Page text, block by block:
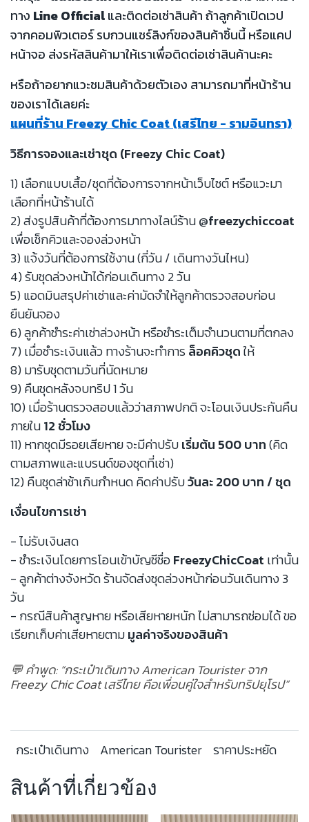
ทาง Line Officialและติดต่อเช่าสินค้า ถ้าลูกค้าเปิดเวป
จากคอมพิวเตอร์ รบกวนแชร์ลิงก์ของสินค้าชิ้นนี้ หรือแคป
หน้าจอ ส่งรหัสสินค้ามาให้เราเพื่อติดต่อเช่าสินค้านะคะ
หรือถ้าอยากแวะชมสินค้าด้วยตัวเอง สามารถมาที่หน้าร้าน
ของเราได้เลยค่ะ
แผนที่ร้าน Freezy Chic Coat (เสรีไทย - รามอินทรา)
วิธีการจองและเช่าชุด (Freezy Chic Coat)
1) เลือกแบบเสื้อ/ชุดที่ต้องการจากหน้าเว็บไซต์ หรือแวะมา
เลือกที่หน้าร้านได้
2) ส่งรูปสินค้าที่ต้องการมาทางไลน์ร้าน@freezychiccoat
เพื่อเช็กคิวและจองล่วงหน้า
3) แจ้งวันที่ต้องการใช้งาน (กี่วัน / เดินทางวันไหน)
4) รับชุดล่วงหน้าได้ก่อนเดินทาง 2 วัน
5) แอดมินสรุปค่าเช่าและค่ามัดจำให้ลูกค้าตรวจสอบก่อน
ยืนยันจอง
6) ลูกค้าชำระค่าเช่าล่วงหน้า หรือชำระเต็มจำนวนตามที่ตกลง
7) เมื่อชำระเงินแล้ว ทางร้านจะทำการล็อคคิวชุดให้
8) มารับชุดตามวันที่นัดหมาย
9) คืนชุดหลังจบทริป 1 วัน
10) เมื่อร้านตรวจสอบแล้วว่าสภาพปกติ จะโอนเงินประกันคืน
ภายใน12 ชั่วโมง
11) หากชุดมีรอยเสียหาย จะมีค่าปรับเริ่มต้น 500 บาท(คิด
ตามสภาพและแบรนด์ของชุดที่เช่า)
12) คืนชุดล่าช้าเกินกำหนด คิดค่าปรับวันละ 200 บาท / ชุด
เงื่อนไขการเช่า
- ไม่รับเงินสด
- ชำระเงินโดยการโอนเข้าบัญชีชื่อFreezyChicCoat เท่านั้น
- ลูกค้าต่างจังหวัด ร้านจัดส่งชุดล่วงหน้าก่อนวันเดินทาง 3
วัน
- กรณีสินค้าสูญหาย หรือเสียหายหนัก ไม่สามารถซ่อมได้ ขอ
เรียกเก็บค่าเสียหายตามมูลค่าจริงของสินค้า
💬 คำพูด: “กระเป๋าเดินทาง American Tourister จาก
Freezy Chic Coat เสรีไทย คือเพื่อนคู่ใจสำหรับทริปยุโรป”
กระเป๋าเดินทาง American Tourister ราคาประหยัด
สินค้าที่เกี่ยวข้อง